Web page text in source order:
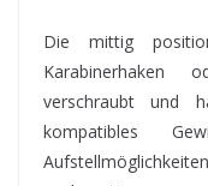
Die mittig
Karabinerhaken
verschraubt und
kompatibles